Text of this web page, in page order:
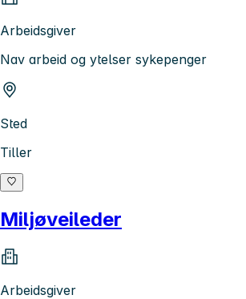
Arbeidsgiver
Nav arbeid og ytelser sykepenger
Sted
Tiller
Miljøveileder
Arbeidsgiver